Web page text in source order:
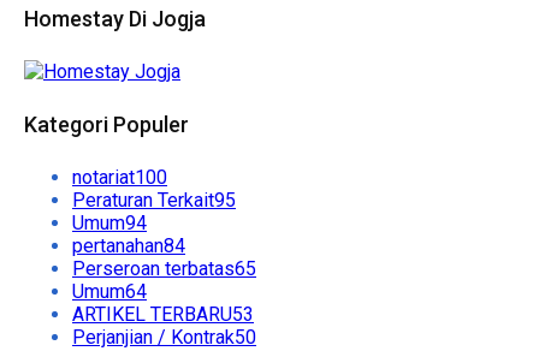
Homestay Di Jogja
Kategori Populer
notariat100
Peraturan Terkait95
Umum94
pertanahan84
Perseroan terbatas65
Umum64
ARTIKEL TERBARU53
Perjanjian / Kontrak50